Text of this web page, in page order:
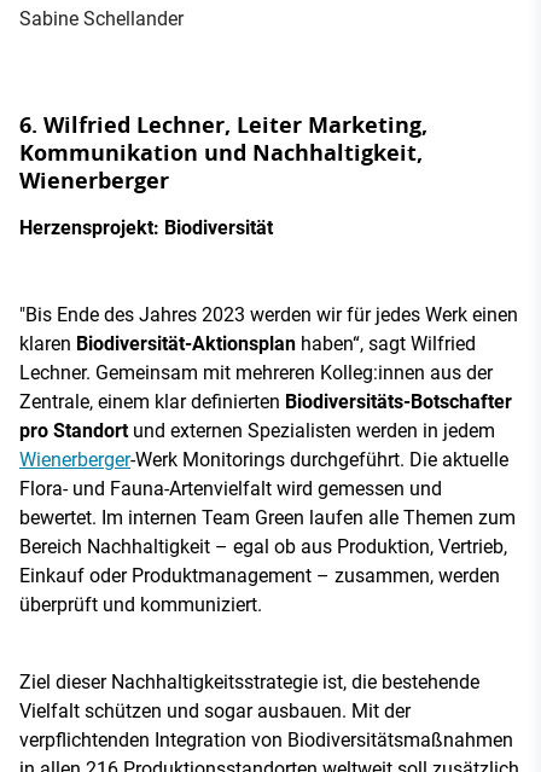
Sabine Schellander
6. Wilfried Lechner, Leiter Marketing,
Kommunikation und Nachhaltigkeit,
Wienerberger
Herzensprojekt: Biodiversität
"Bis Ende des Jahres 2023 werden wir für jedes Werk einen
klaren Biodiversität-Aktionsplan haben“, sagt Wilfried
Lechner. Gemeinsam mit mehreren Kolleg:innen aus der
Zentrale, einem klar definierten Biodiversitäts-Botschafter
pro Standortund externen Spezialisten werden in jedem
Wienerberger-Werk Monitorings durchgeführt. Die aktuelle
Flora- und Fauna-Artenvielfalt wird gemessen und
bewertet. Im internen Team Green laufen alle Themen zum
Bereich Nachhaltigkeit – egal ob aus Produktion, Vertrieb,
Einkauf oder Produktmanagement – zusammen, werden
überprüft und kommuniziert.
Ziel dieser Nachhaltigkeitsstrategie ist, die bestehende
Vielfalt schützen und sogar ausbauen. Mit der
verpflichtenden Integration von Biodiversitätsmaßnahmen